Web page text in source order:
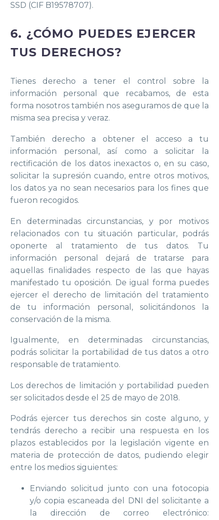
SSD (CIF B19578707).
6. ¿CÓMO PUEDES EJERCER
TUS DERECHOS?
Tienes derecho a tener el control sobre la
información personal que recabamos, de esta
forma nosotros también nos aseguramos de que la
misma sea precisa y veraz.
También derecho a obtener el acceso a tu
información personal, así como a solicitar la
rectificación de los datos inexactos o, en su caso,
solicitar la supresión cuando, entre otros motivos,
los datos ya no sean necesarios para los fines que
fueron recogidos.
En determinadas circunstancias, y por motivos
relacionados con tu situación particular, podrás
oponerte al tratamiento de tus datos. Tu
información personal dejará de tratarse para
aquellas finalidades respecto de las que hayas
manifestado tu oposición. De igual forma puedes
ejercer el derecho de limitación del tratamiento
de tu información personal, solicitándonos la
conservación de la misma.
Igualmente, en determinadas circunstancias,
podrás solicitar la portabilidad de tus datos a otro
responsable de tratamiento.
Los derechos de limitación y portabilidad pueden
ser solicitados desde el 25 de mayo de 2018.
Podrás ejercer tus derechos sin coste alguno, y
tendrás derecho a recibir una respuesta en los
plazos establecidos por la legislación vigente en
materia de protección de datos, pudiendo elegir
entre los medios siguientes:
Enviando solicitud junto con una fotocopia
y/o copia escaneada del DNI del solicitante a
la dirección de correo electrónico: